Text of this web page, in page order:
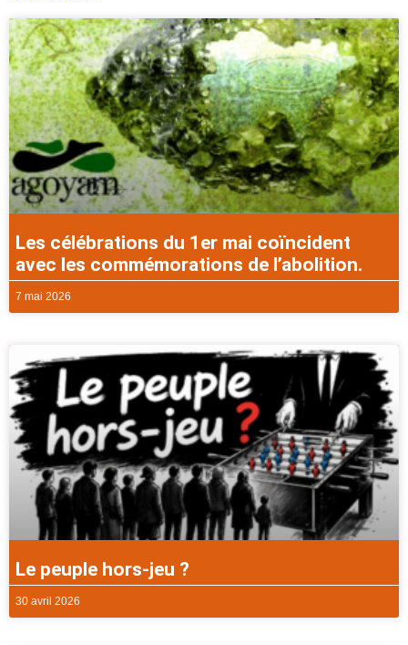
Les célébrations du 1er mai coïncident
avec les commémorations de l’abolition.
7 mai 2026
Le peuple hors-jeu ?
30 avril 2026